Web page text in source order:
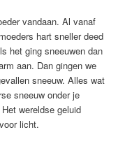
vandaan. Al vanaf
hart sneller deed
het ging sneeuwen dan
aan. Dan gingen we
sneeuw. Alles wat
sneeuw onder je
wereldse geluid
licht.